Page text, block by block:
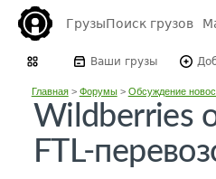
ГрузыПоиск грузов
Ваши грузы
Главная> Форумы> Обсуждение
Wildberries
FTL-